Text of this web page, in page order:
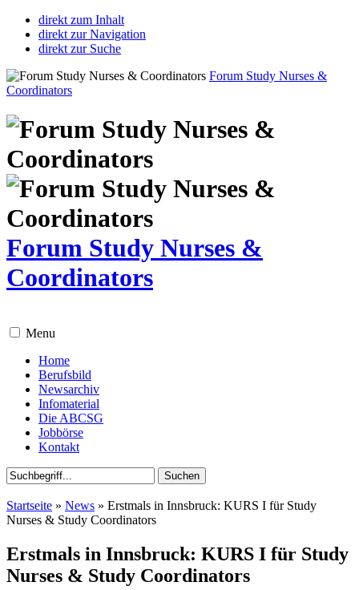
direkt zum Inhalt
direkt zur Navigation
direkt zur Suche
Forum Study Nurses &
Coordinators
Forum Study Nurses &
Coordinators
Menu
Home
Berufsbild
Newsarchiv
Infomaterial
Die ABCSG
Jobbörse
Kontakt
Startseite » News » Erstmals in Innsbruck: KURS I für Study
Nurses & Study Coordinators
Erstmals in Innsbruck: KURS I für Study
Nurses & Study Coordinators